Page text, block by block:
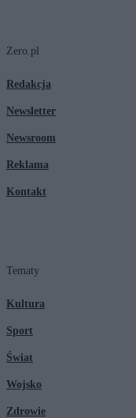
Zero.pl
Redakcja
Newsletter
Newsroom
Reklama
Kontakt
Tematy
Kultura
Sport
Świat
Wojsko
Zdrowie